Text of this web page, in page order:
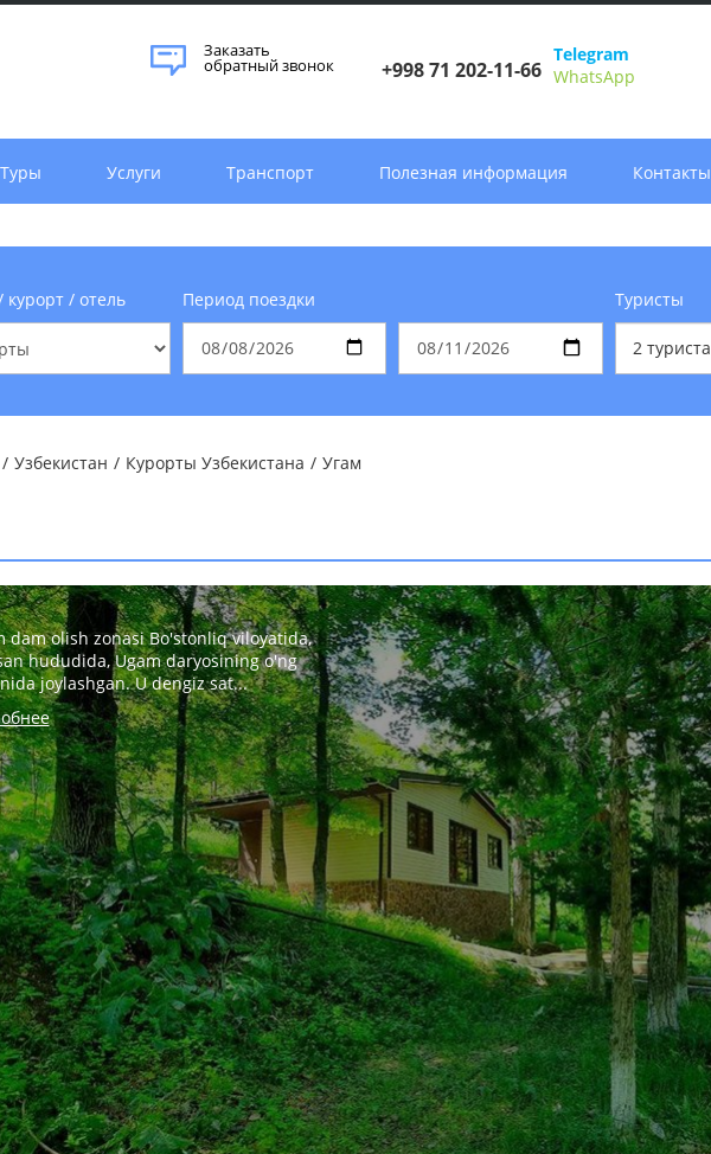
Заказать
обратный звонок +998 71 202-11-66
Telegram
WhatsApp
Туры Услуги Транспорт Полезная информация Контакты
курорт / отель Период поездки Туристы
2 туриста
/ Узбекистан / Курорты Узбекистана / Угам
dam olish zonasi Bo'stonliq viloyatida,
hududida, Ugam daryosining o'ng
joylashgan. U dengiz sat...